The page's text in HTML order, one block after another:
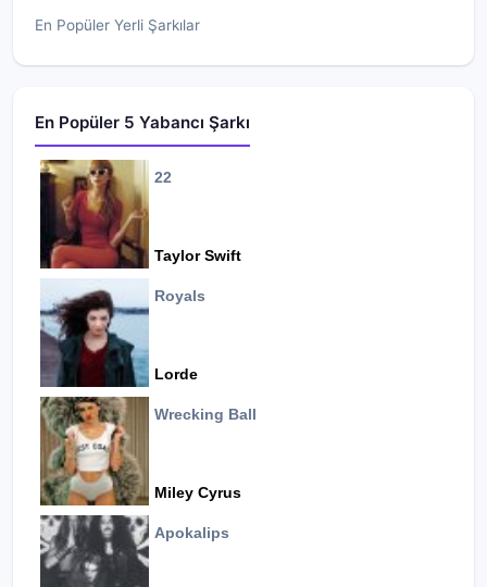
En Popüler Yerli Şarkılar
En Popüler 5 Yabancı Şarkı
22
Taylor Swift
Royals
Lorde
Wrecking Ball
Miley Cyrus
Apokalips